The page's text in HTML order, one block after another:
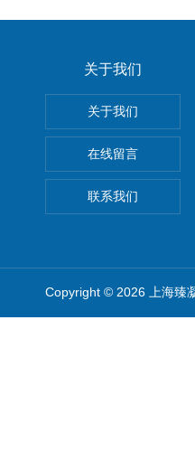
关于我们
关于我们
在线留言
联系我们
Copyright © 2026 上海臻